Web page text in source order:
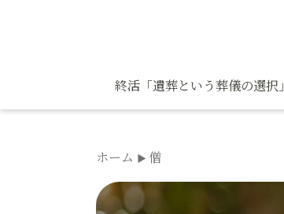
へ
終活「遺葬という葬儀の選択」
ホーム 僧